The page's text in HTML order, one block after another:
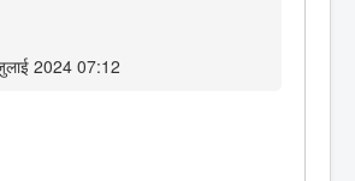
2024 07:12